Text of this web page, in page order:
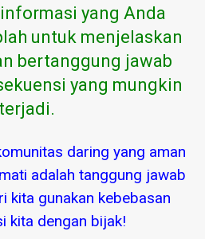
yang Anda
untuk menjelaskan
bertanggung jawab
yang mungkin
terjadi.
daring yang aman
adalah tanggung jawab
kita gunakan kebebasan
kita dengan bijak!